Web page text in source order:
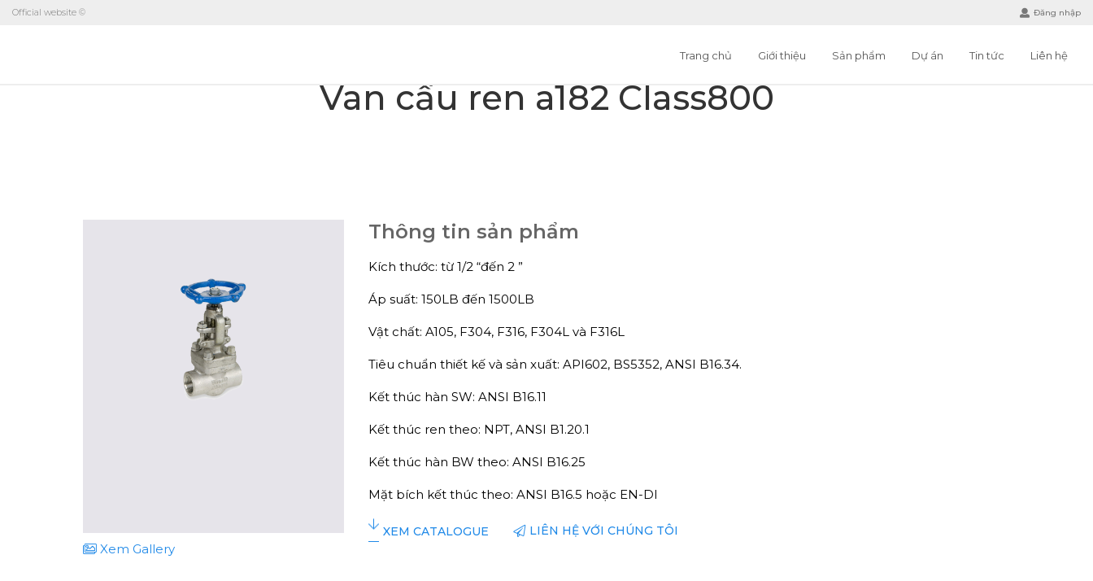
Official website © Đăng nhập
Trang chủ Giới thiệu Sản phẩm Dự án Tin tức Liên hệ
Van cầu ren a182 Class800
Xem Gallery
Thông tin sản phẩm
Kích thước: từ 1/2 “đến 2 ”
Áp suất: 150LB đến 1500LB
Vật chất: A105, F304, F316, F304L và F316L
Tiêu chuẩn thiết kế và sản xuất: API602, BS5352, ANSI B16.34.
Kết thúc hàn SW: ANSI B16.11
Kết thúc ren theo: NPT, ANSI B1.20.1
Kết thúc hàn BW theo: ANSI B16.25
Mặt bích kết thúc theo: ANSI B16.5 hoặc EN-DI
XEM CATALOGUE LIÊN HỆ VỚI CHÚNG TÔI